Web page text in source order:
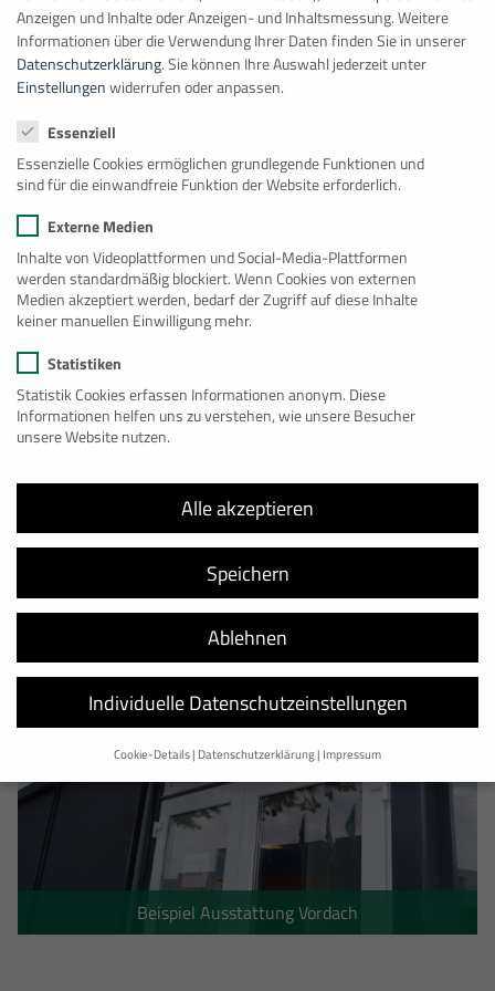
Isolierung
Treppenhauscontainer
Beispiel Ausstattung Vordach
Anzeigen und Inhalte oder Anzeigen- und Inhaltsmessung.Weitere
Informationen über die Verwendung Ihrer Daten finden Sie in unserer
Datenschutzerklärung.Sie können Ihre Auswahl jederzeit unter
Einstellungenwiderrufen oder anpassen.
Essenziell
Essenzielle Cookies ermöglichen grundlegende Funktionen und
sind für die einwandfreie Funktion der Website erforderlich.
Externe Medien
Inhalte von Videoplattformen und Social-Media-Plattformen
werden standardmäßig blockiert. Wenn Cookies von externen
Medien akzeptiert werden, bedarf der Zugriff auf diese Inhalte
keiner manuellen Einwilligung mehr.
Statistiken
Statistik Cookies erfassen Informationen anonym. Diese
Informationen helfen uns zu verstehen, wie unsere Besucher
unsere Website nutzen.
Alle akzeptieren
Speichern
Ablehnen
Individuelle Datenschutzeinstellungen
Cookie-Details Datenschutzerklärung Impressum
Datenschutzeinstellungen
Wir verwenden Cookies und andere Technologien auf unserer Website.
Einige von ihnen sind essenziell, während andere uns helfen, diese
Website und Ihre Erfahrung zu verbessern.
Personenbezogene Daten
können verarbeitet werden (z. B. IP-Adressen), z. B. für personalisierte
Anzeigen und Inhalte oder Anzeigen- und Inhaltsmessung.
Informationen über die Verwendung Ihrer Daten finden Sie in unserer